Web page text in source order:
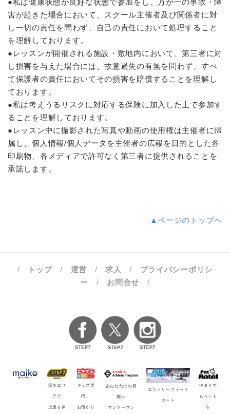
●私は健康状態が良好な状態で参加をし、万が一の事故・障
害が起きた場合において、スクール主催者及び関係者に対
し一切の責任を問わず、自己の責任において処理すること
を理解しております。
●レッスンが開催される施設・敷地内において、第三者に対
し損害を与えた場合には、故意過失の有無を問わず、すべ
て保護者の責任においてその損害を賠償することを理解し
ております。
●私は考えうるリスクに対応する保険に加入した上で参加す
ることを理解しております。
●レッスン中に撮影された写真や動画の使用権は主催者に帰
属し、個人情報/個人データを主催者の広報を目的とした各
印刷物、各メディアで許可なく第三者に提供されることを
承諾します。
▲ページのトップへ
/ トップ/ 運営 /求人 / プライバシーポリシ
ー / お問合せ /
貸切エリ
アで
上達を体
キッズ専
門、
お預かり
あなただけの目
標へ
マンツーマン
エントリーフィーサ
ポート
泊まりで
もペット
を